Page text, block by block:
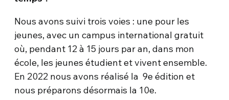
Nous avons suivi trois voies : une pour les
jeunes, avec un campus international gratuit
où, pendant 12 à 15 jours par an, dans mon
école, les jeunes étudient et vivent ensemble.
En 2022 nous avons réalisé la 9e édition et
nous préparons désormais la 10e.